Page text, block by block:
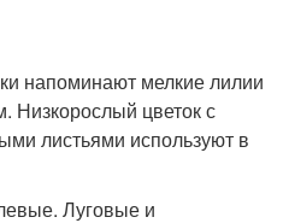
напоминают мелкие лилии
Низкорослый цветок с
листьями используют в